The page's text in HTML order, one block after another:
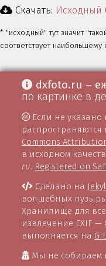
Скачать: Исходный
* "исходный" тут значит
соответствует
dxfoto.ru –
по картинке в
Если не указано
Commons Attribution
в исходном
ru Registered on
Сделано на
волшебных
Хранилище для
извлечение EXIF —
выполняется на
Мы не собираем